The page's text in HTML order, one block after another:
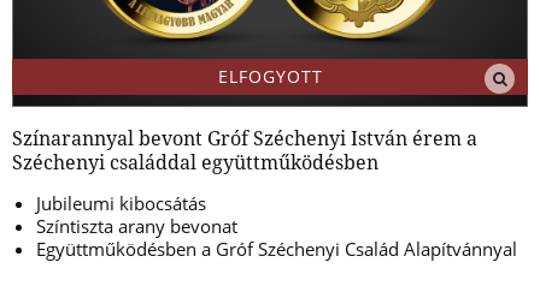
ELFOGYOTT
Színarannyal bevont Gróf Széchenyi István érem a
Széchenyi családdal együttműködésben
Jubileumi kibocsátás
Színtiszta arany bevonat
Együttműködésben a Gróf Széchenyi Család Alapítvánnyal